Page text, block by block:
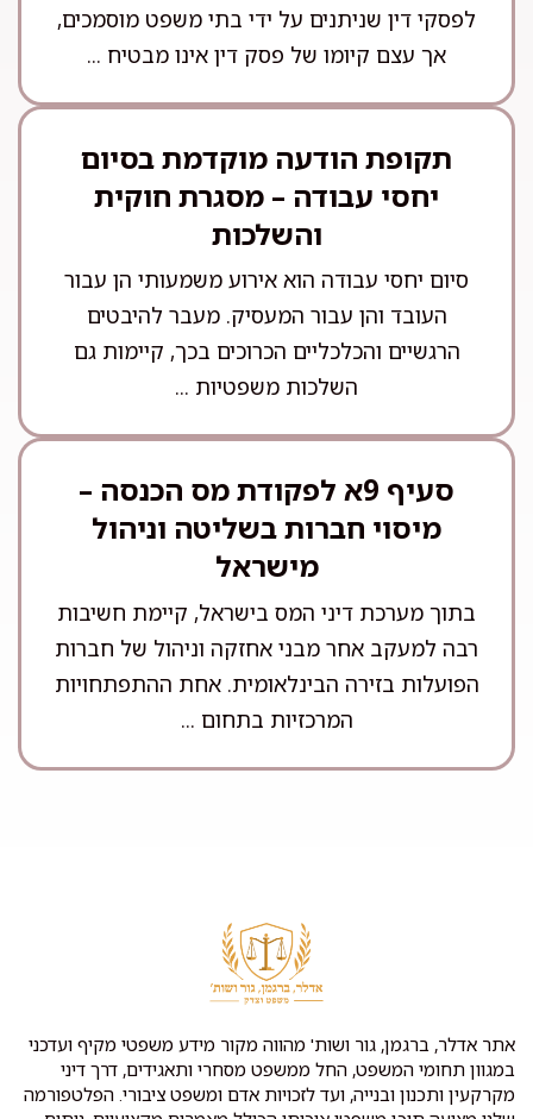
לפסקי דין שניתנים על ידי בתי משפט מוסמכים,
אך עצם קיומו של פסק דין אינו מבטיח ...
תקופת הודעה מוקדמת בסיום
יחסי עבודה – מסגרת חוקית
והשלכות
סיום יחסי עבודה הוא אירוע משמעותי הן עבור
העובד והן עבור המעסיק. מעבר להיבטים
הרגשיים והכלכליים הכרוכים בכך, קיימות גם
השלכות משפטיות ...
סעיף 9א לפקודת מס הכנסה –
מיסוי חברות בשליטה וניהול
מישראל
בתוך מערכת דיני המס בישראל, קיימת חשיבות
רבה למעקב אחר מבני אחזקה וניהול של חברות
הפועלות בזירה הבינלאומית. אחת ההתפתחויות
המרכזיות בתחום ...
אתר אדלר, ברגמן, גור ושות' מהווה מקור מידע משפטי מקיף ועדכני
במגוון תחומי המשפט, החל ממשפט מסחרי ותאגידים, דרך דיני
מקרקעין ותכנון ובנייה, ועד לזכויות אדם ומשפט ציבורי. הפלטפורמה